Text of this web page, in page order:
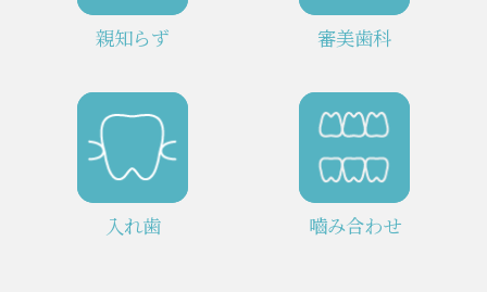
親知らず 審美歯科
入れ歯 嚙み合わせ